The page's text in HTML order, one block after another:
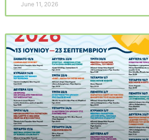
June 11, 2026